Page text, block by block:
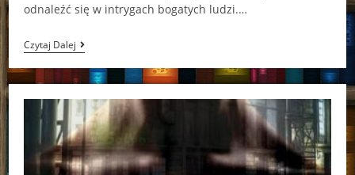
odnaleźć się w intrygach bogatych ludzi.…
Czytaj Dalej[Patronat]
“Marianna”
Magdalena
Wala